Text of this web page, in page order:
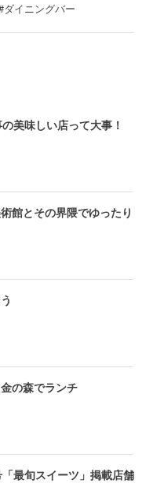
イニングバー
美味しい店って大事！
館とその界隈でゆったり
の森でランチ
最旬スイーツ」掲載店舗